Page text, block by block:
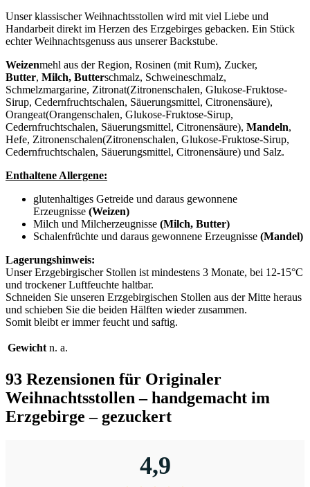
Unser klassischer Weihnachtsstollen wird mit viel Liebe und
Handarbeit direkt im Herzen des Erzgebirges gebacken. Ein Stück
echter Weihnachtsgenuss aus unserer Backstube.
Weizenmehl aus der Region, Rosinen (mit Rum), Zucker,
Butter, Milch, Butterschmalz, Schweineschmalz,
Schmelzmargarine, Zitronat(Zitronenschalen, Glukose-Fruktose-
Sirup, Cedernfruchtschalen, Säuerungsmittel, Citronensäure),
Orangeat(Orangenschalen, Glukose-Fruktose-Sirup,
Cedernfruchtschalen, Säuerungsmittel, Citronensäure), Mandeln,
Hefe, Zitronenschalen(Zitronenschalen, Glukose-Fruktose-Sirup,
Cedernfruchtschalen, Säuerungsmittel, Citronensäure) und Salz.
Enthaltene Allergene:
glutenhaltiges Getreide und daraus gewonnene
Erzeugnisse (Weizen)
Milch und Milcherzeugnisse (Milch, Butter)
Schalenfrüchte und daraus gewonnene Erzeugnisse (Mandel)
Lagerungshinweis:
Unser Erzgebirgischer Stollen ist mindestens 3 Monate, bei 12-15°C
und trockener Luftfeuchte haltbar.
Schneiden Sie unseren Erzgebirgischen Stollen aus der Mitte heraus
und schieben Sie die beiden Hälften wieder zusammen.
Somit bleibt er immer feucht und saftig.
Gewicht n. a.
93 Rezensionen für Originaler
Weihnachtsstollen – handgemacht im
Erzgebirge – gezuckert
4,9